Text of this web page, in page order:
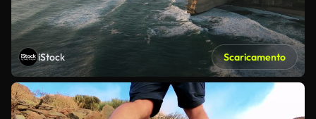
iStock Scaricamento